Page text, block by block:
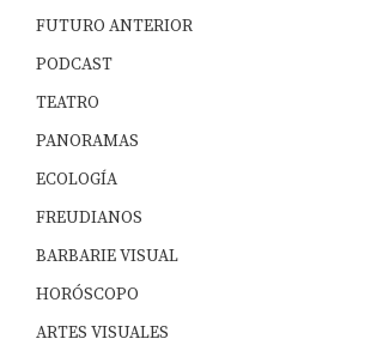
FUTURO ANTERIOR
PODCAST
TEATRO
PANORAMAS
ECOLOGÍA
FREUDIANOS
BARBARIE VISUAL
HORÓSCOPO
ARTES VISUALES